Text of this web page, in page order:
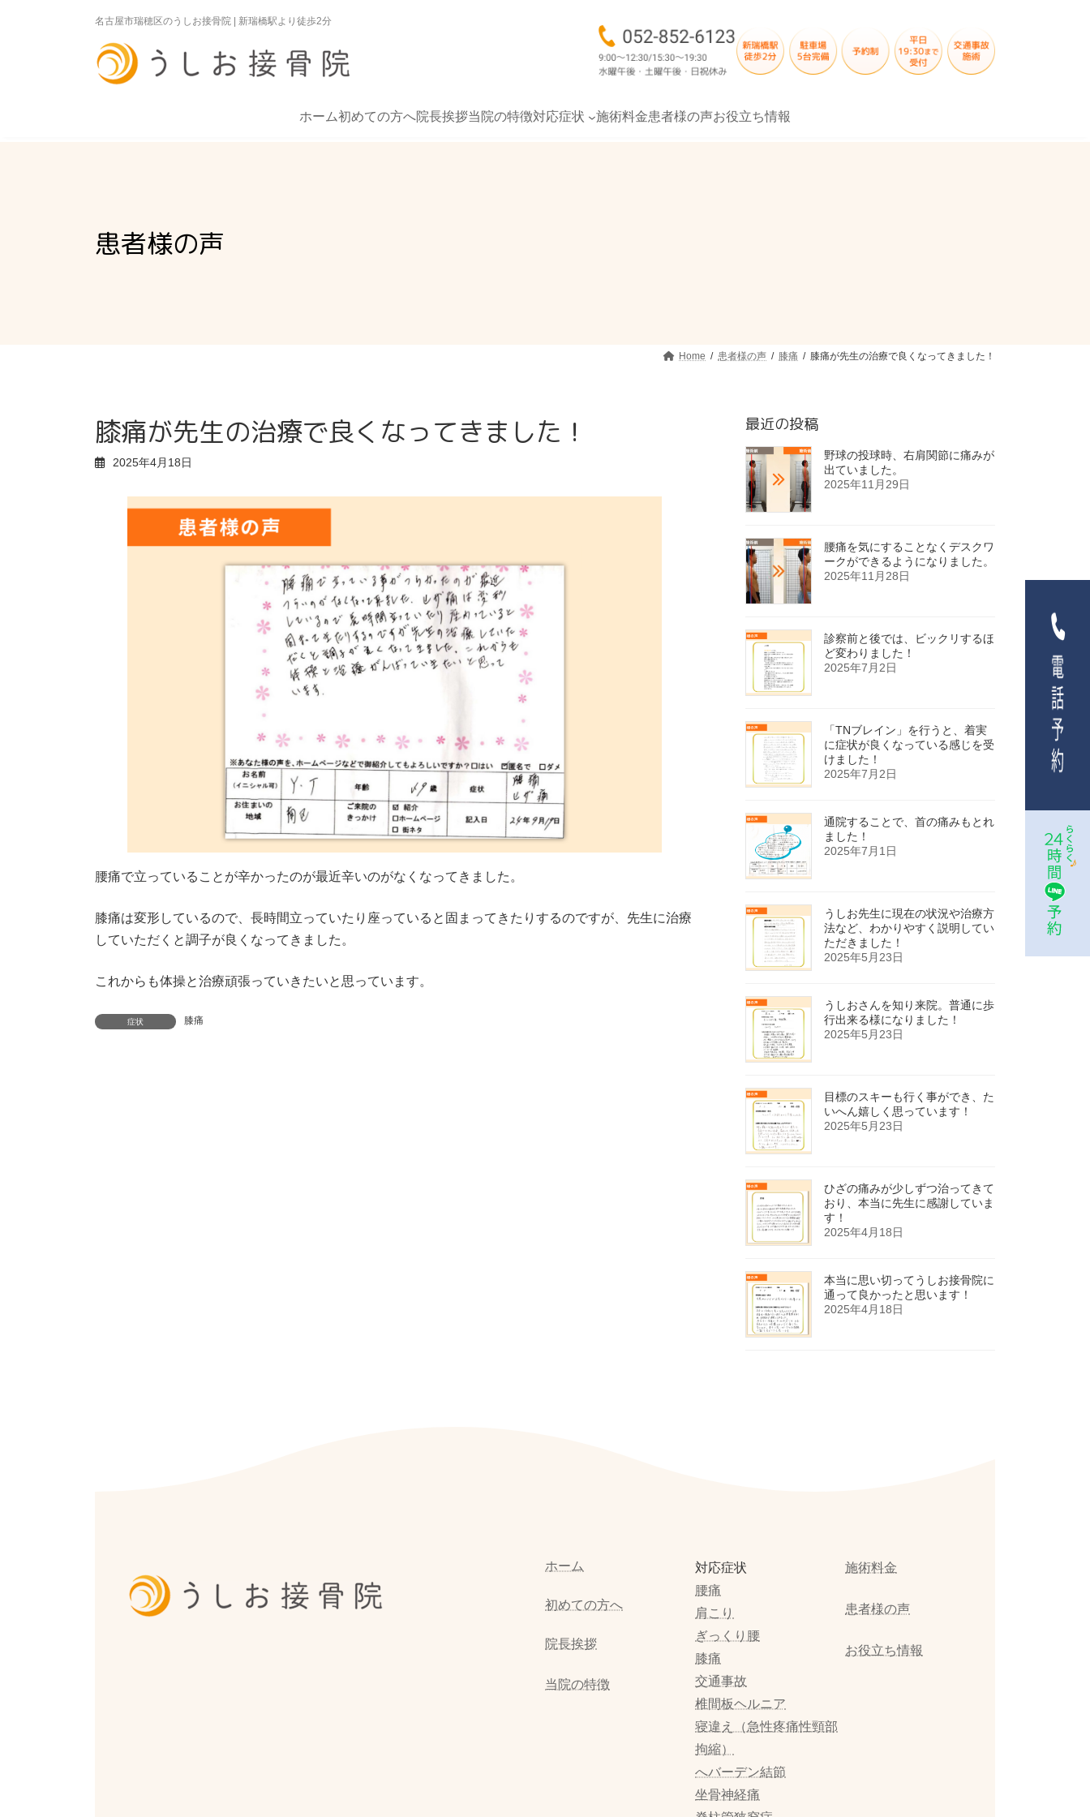
名古屋市瑞穂区のうしお接骨院 | 新瑞橋駅より徒歩2分
ホーム初めての方へ院長挨拶当院の特徴対応症状 施術料金患者様の声お役立ち情報
患者様の声
Home 患者様の声 膝痛 膝痛が先生の治療で良くなってきました！
膝痛が先生の治療で良くなってきました！
2025年4月18日
腰痛で立っていることが辛かったのが最近辛いのがなくなってきました。
膝痛は変形しているので、長時間立っていたり座っていると固まってきたりするのですが、先生に治療
していただくと調子が良くなってきました。
これからも体操と治療頑張っていきたいと思っています。
症状 膝痛
最近の投稿
野球の投球時、右肩関節に痛みが
出ていました。
2025年11月29日
腰痛を気にすることなくデスクワ
ークができるようになりました。
2025年11月28日
診察前と後では、ビックリするほ
ど変わりました！
2025年7月2日
「TNブレイン」を行うと、着実
に症状が良くなっている感じを受
けました！
2025年7月2日
通院することで、首の痛みもとれ
ました！
2025年7月1日
うしお先生に現在の状況や治療方
法など、わかりやすく説明してい
ただきました！
2025年5月23日
うしおさんを知り来院。普通に歩
行出来る様になりました！
2025年5月23日
目標のスキーも行く事ができ、た
いへん嬉しく思っています！
2025年5月23日
ひざの痛みが少しずつ治ってきて
おり、本当に先生に感謝していま
す！
2025年4月18日
本当に思い切ってうしお接骨院に
通って良かったと思います！
2025年4月18日
ホーム
初めての方へ
院長挨拶
当院の特徴
対応症状
腰痛
肩こり
ぎっくり腰
膝痛
交通事故
椎間板ヘルニア
寝違え（急性疼痛性頸部
拘縮）
へバーデン結節
坐骨神経痛
施術料金
患者様の声
お役立ち情報